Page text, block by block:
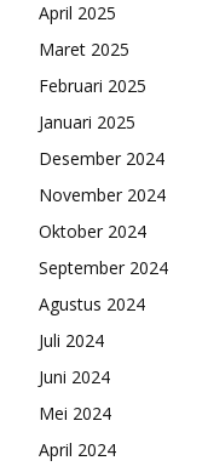
April 2025
Maret 2025
Februari 2025
Januari 2025
Desember 2024
November 2024
Oktober 2024
September 2024
Agustus 2024
Juli 2024
Juni 2024
Mei 2024
April 2024